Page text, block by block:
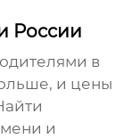
России
в
и цены
и